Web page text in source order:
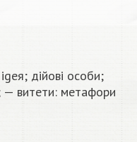
дійові особи;
— витети: метафори